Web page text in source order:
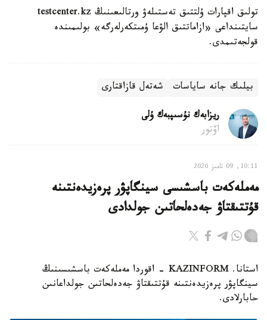
تولىق اقپارات ۇلتتىق تەستىلەۋ ورتالىعىنىڭ testcenter.kz
سايتىنداعى «ازاماتتىق الۋعا ۇمىتكەرلەرگە» بولىمىندە
قولجەتىمدى.
بيلىك جانە ساياسات شەتەل قازاقتارى
ريزابەك نۇسىپبەك ۇلى
اۆتور
10:11, 09 تامىز 2026
مەملەكەت باسشىسى سينگاپۋر پرەزيدەنتىنە
قۇتتىقتاۋ جەدەلحاتىن جولدادى
استانا. KAZINFORM - اقوردا مەملەكەت باسشىسىنىڭ
سينگاپۋر پرەزيدەنتىنە قۇتتىقتاۋ جەدەلحاتىن جولداعانىن
حابارلادى.